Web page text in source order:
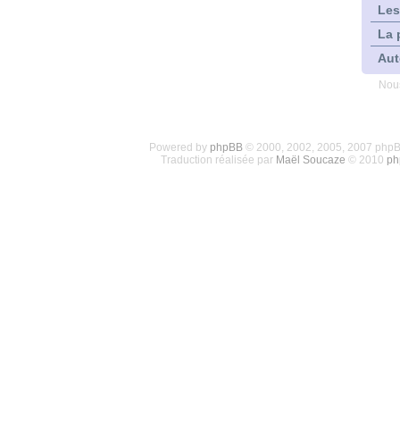
La
Powered by phpBB© 2000, 2002, 2005, 2007
Traduction réalisée par Maël Soucaze © 2010